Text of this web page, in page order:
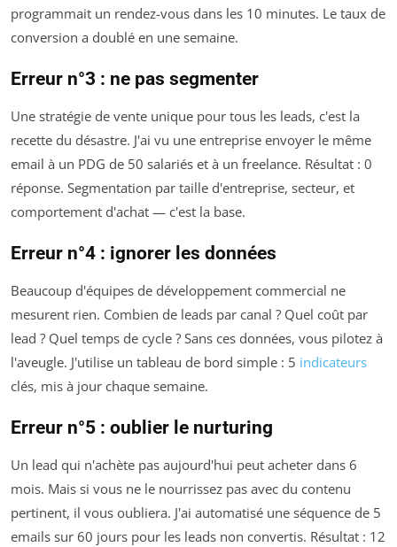
programmait un rendez-vous dans les 10 minutes. Le taux de
conversion a doublé en une semaine.
Erreur n°3 : ne pas segmenter
Une stratégie de vente unique pour tous les leads, c'est la
recette du désastre. J'ai vu une entreprise envoyer le même
email à un PDG de 50 salariés et à un freelance. Résultat : 0
réponse. Segmentation par taille d'entreprise, secteur, et
comportement d'achat — c'est la base.
Erreur n°4 : ignorer les données
Beaucoup d'équipes de développement commercial ne
mesurent rien. Combien de leads par canal ? Quel coût par
lead ? Quel temps de cycle ? Sans ces données, vous pilotez à
l'aveugle. J'utilise un tableau de bord simple : 5 indicateurs
clés, mis à jour chaque semaine.
Erreur n°5 : oublier le nurturing
Un lead qui n'achète pas aujourd'hui peut acheter dans 6
mois. Mais si vous ne le nourrissez pas avec du contenu
pertinent, il vous oubliera. J'ai automatisé une séquence de 5
emails sur 60 jours pour les leads non convertis. Résultat : 12